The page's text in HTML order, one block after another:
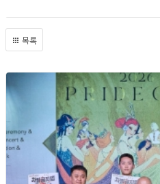
목록